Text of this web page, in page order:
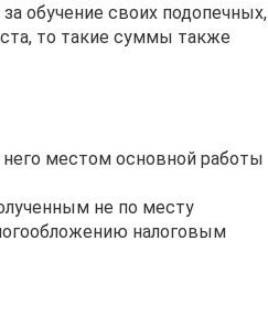
обучение своих подопечных,
то такие суммы также
местом основной работы
не по месту
налоговым